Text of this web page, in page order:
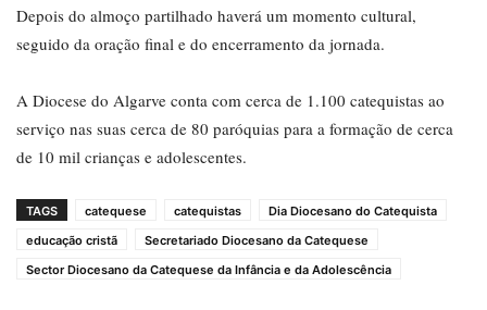
Depois do almoço partilhado haverá um momento cultural,
seguido da oração final e do encerramento da jornada.
A Diocese do Algarve conta com cerca de 1.100 catequistas ao
serviço nas suas cerca de 80 paróquias para a formação de cerca
de 10 mil crianças e adolescentes.
TAGS catequese catequistas
Dia Diocesano do Catequista
educação cristã
Secretariado Diocesano da Catequese
Sector Diocesano da Catequese da Infância e da Adolescência